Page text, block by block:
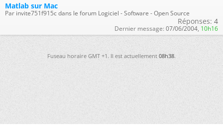
Matlab sur Mac
Par invite751f915c dans le forum Logiciel - Software - Open Source
Réponses: 4
Dernier message: 07/06/2004, 10h16
Fuseau horaire GMT +1. Il est actuellement08h38.